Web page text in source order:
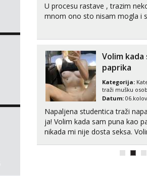
U procesu rastave , trazim
mnom ono sto nisam mogla i
Volim kada
paprika
Kategorija:
traži mušku
Datum:
Napaljena studentica traži
ja! Volim kada sam puna kao
nikada mi nije dosta seksa.